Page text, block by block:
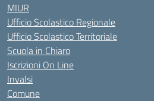
MIUR
Ufficio Scolastico Regionale
Ufficio Scolastico Territoriale
Scuola in Chiaro
Iscrizioni On Line
Invalsi
Comune